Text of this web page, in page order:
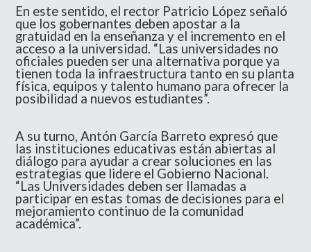
En este sentido, el rector Patricio López señaló
que los gobernantes deben apostar a la
gratuidad en la enseñanza y el incremento en el
acceso a la universidad. “Las universidades no
oficiales pueden ser una alternativa porque ya
tienen toda la infraestructura tanto en su planta
física, equipos y talento humano para ofrecer la
posibilidad a nuevos estudiantes”.
A su turno, Antón García Barreto expresó que
las instituciones educativas están abiertas al
diálogo para ayudar a crear soluciones en las
estrategias que lidere el Gobierno Nacional.
“Las Universidades deben ser llamadas a
participar en estas tomas de decisiones para el
mejoramiento continuo de la comunidad
académica”.